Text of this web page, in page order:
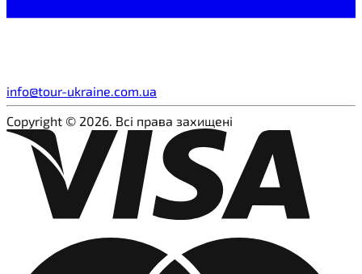
info@tour-ukraine.com.ua
Copyright © 2026. Всі права захищені